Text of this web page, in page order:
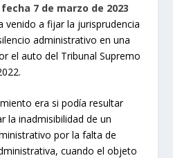
7 de marzo de 2023
venido a fijar la jurisprudencia
administrativo en una
el auto del Tribunal Supremo
era si podía resultar
la inadmisibilidad de un
por la falta de
cuando el objeto